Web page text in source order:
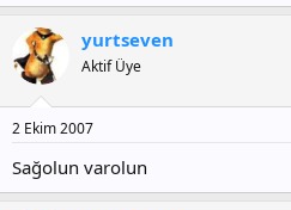
yurtseven
Aktif Üye
2 Ekim 2007
Sağolun varolun